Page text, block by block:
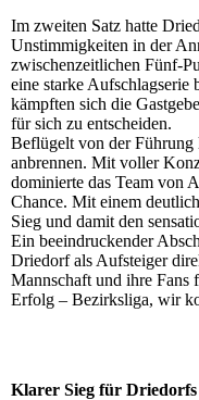
Im zweiten Satz hatte
Unstimmigkeiten in der
zwischenzeitlichen Fünf-
eine starke Aufschlagserie
kämpften sich die
für sich zu entscheiden.
Beflügelt von der
anbrennen. Mit voller
dominierte das Team von
Chance. Mit einem
Sieg und damit den
Ein beeindruckender
Driedorf als Aufsteiger
Mannschaft und ihre Fans
Erfolg – Bezirksliga, wir
Klarer Sieg für